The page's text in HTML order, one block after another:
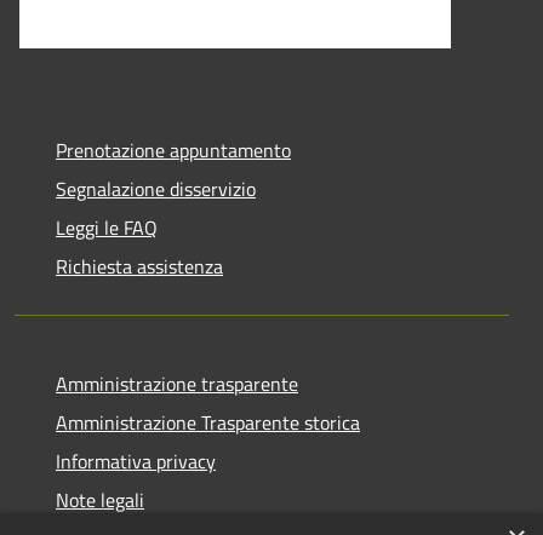
Prenotazione appuntamento
Segnalazione disservizio
Leggi le FAQ
Richiesta assistenza
Amministrazione trasparente
Amministrazione Trasparente storica
Informativa privacy
Note legali